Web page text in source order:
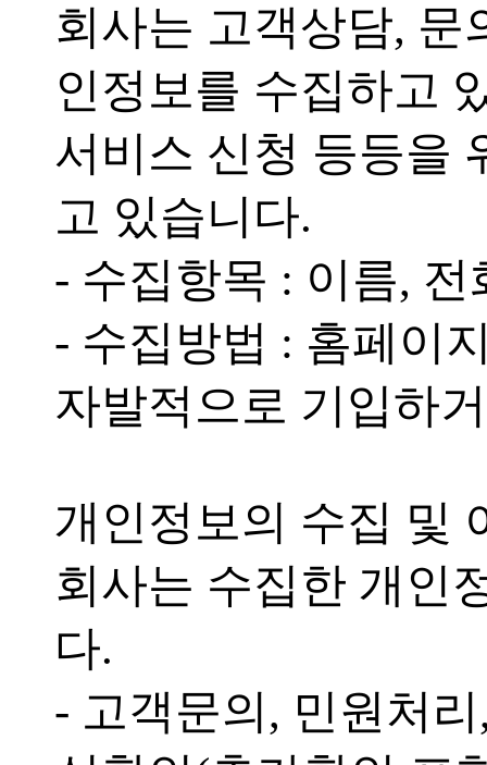
회사는 고객상담, 문
인정보를 수집하고
서비스 신청 등등을
고 있습니다.
- 수집항목 : 이름,
- 수집방법 : 홈페이
자발적으로 기입하
개인정보의 수집 및
회사는 수집한 개인
다.
- 고객문의, 민원처